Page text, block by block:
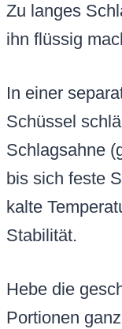
Zu langes
ihn flüssig
In einer
Schüssel
Schlagsahne
bis sich feste
kalte
Stabilität.
Hebe die
Portionen